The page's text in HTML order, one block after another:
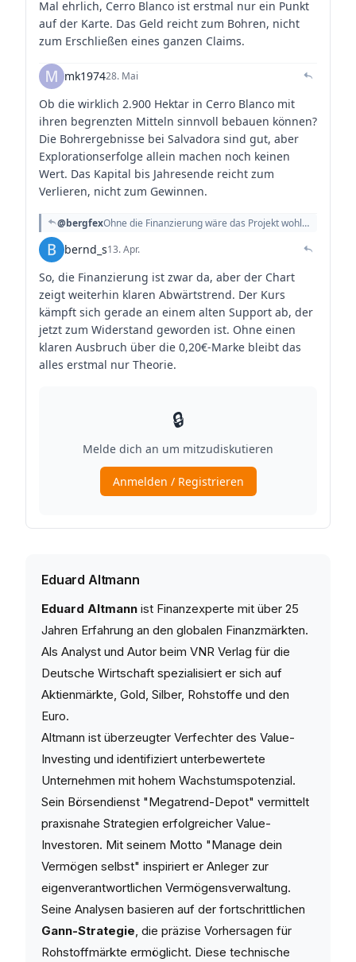
Eduard Altmann
Eduard Altmann ist Finanzexperte mit über 25
Jahren Erfahrung an den globalen Finanzmärkten.
Als Analyst und Autor beim VNR Verlag für die
Deutsche Wirtschaft spezialisiert er sich auf
Aktienmärkte, Gold, Silber, Rohstoffe und den
Euro.
Altmann ist überzeugter Verfechter des Value-
Investing und identifiziert unterbewertete
Unternehmen mit hohem Wachstumspotenzial.
Sein Börsendienst "Megatrend-Depot" vermittelt
praxisnahe Strategien erfolgreicher Value-
Investoren. Mit seinem Motto "Manage dein
Vermögen selbst" inspiriert er Anleger zur
eigenverantwortlichen Vermögensverwaltung.
Seine Analysen basieren auf der fortschrittlichen
Gann-Strategie , die präzise Vorhersagen für
Rohstoffmärkte ermöglicht. Diese technische